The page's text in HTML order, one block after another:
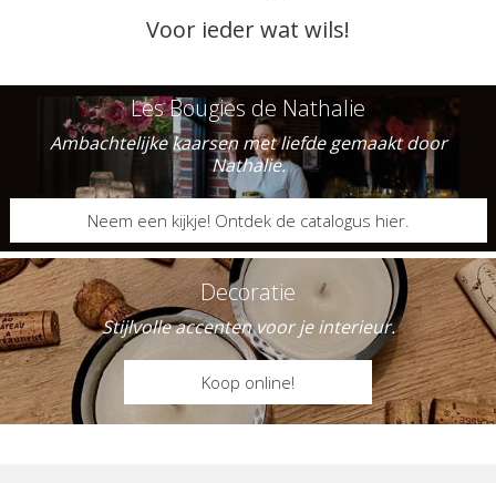
Voor ieder wat wils!
Les Bougies de Nathalie
Ambachtelijke kaarsen met liefde gemaakt door
Nathalie.
Neem een kijkje! Ontdek de catalogus hier.
Decoratie
Stijlvolle accenten voor je interieur.
Koop online!